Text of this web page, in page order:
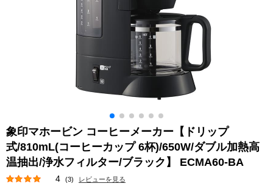
象印マホービン コーヒーメーカー【ドリップ
式/810mL(コーヒーカップ 6杯)/650W/ダブル加熱高
温抽出/浄水フィルター/ブラック】 ECMA60-BA
4 (3) レビューを見る